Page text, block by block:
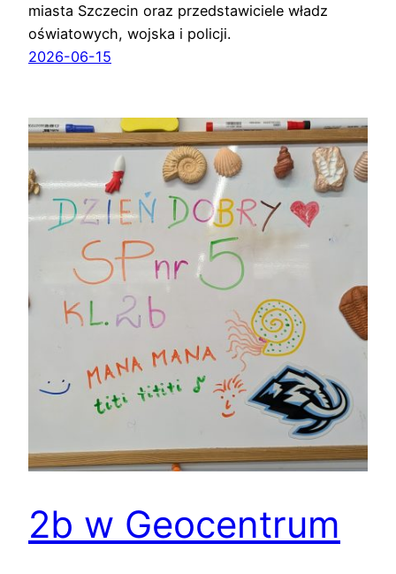
miasta Szczecin oraz przedstawiciele władz
oświatowych, wojska i policji.
2026-06-15
2b w Geocentrum